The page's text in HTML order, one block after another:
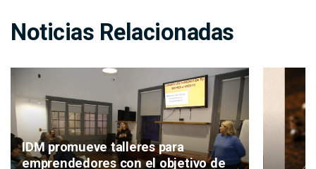
Noticias Relacionadas
IDM promueve talleres para
emprendedores con el objetivo de